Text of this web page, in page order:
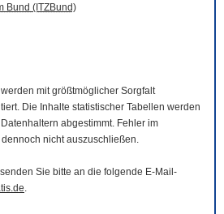
Bund (ITZBund)
werden mit größtmöglicher Sorgfalt
Die Inhalte statistischer Tabellen werden
abgestimmt. Fehler im
nicht auszuschließen.
Sie bitte an die folgende E-Mail -
.